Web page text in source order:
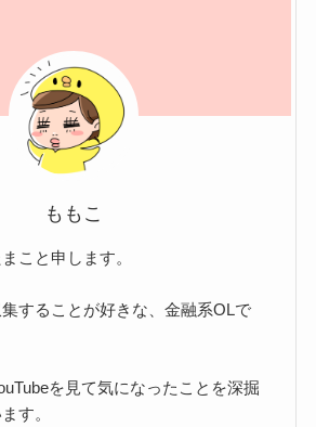
ももこ
こと申します。
することが好きな、金融系OLで
を見て気になったことを深掘
す。